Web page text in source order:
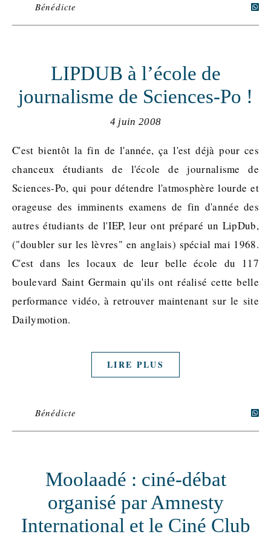
Bénédicte
LIPDUB à l’école de
journalisme de Sciences-Po !
4 juin 2008
C'est bientôt la fin de l'année, ça l'est déjà pour ces
chanceux étudiants de l'école de journalisme de
Sciences-Po, qui pour détendre l'atmosphère lourde et
orageuse des imminents examens de fin d'année des
autres étudiants de l'IEP, leur ont préparé un LipDub,
("doubler sur les lèvres" en anglais) spécial mai 1968.
C'est dans les locaux de leur belle école du 117
boulevard Saint Germain qu'ils ont réalisé cette belle
performance vidéo, à retrouver maintenant sur le site
Dailymotion.
LIRE PLUS
Bénédicte
Moolaadé : ciné-débat
organisé par Amnesty
International et le Ciné Club